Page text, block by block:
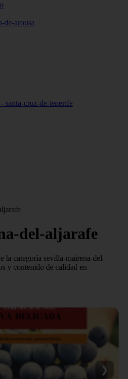
de-arousa
santa-cruz-de-tenerife
del-aljarafe
la categoría sevilla-mairena-del-
y contenido de calidad en
❯